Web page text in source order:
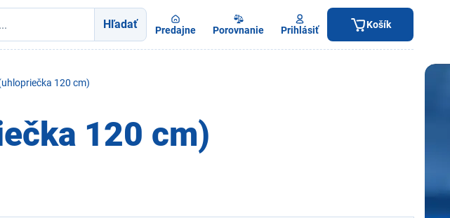
Hľadať Predajne Porovnanie Prihlásiť Košík
120 cm)
120 cm)